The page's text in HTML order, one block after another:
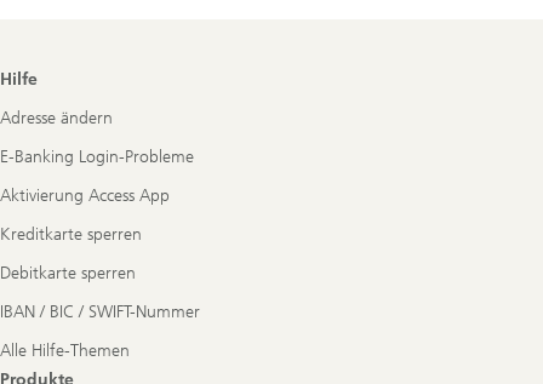
Footer
Hilfe
Adresse ändern
E-Banking Login-Probleme
Aktivierung Access App
Kreditkarte sperren
Debitkarte sperren
IBAN / BIC / SWIFT-Nummer
Alle Hilfe-Themen
Produkte